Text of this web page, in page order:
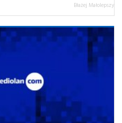
Błażej Małolepszy